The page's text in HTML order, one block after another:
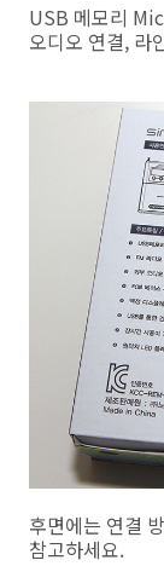
USB 메모리
오디오 연결, 라
후면에는 연결
참고하세요.